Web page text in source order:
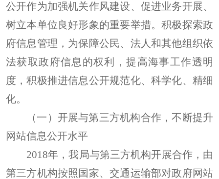
公开作为加强机关作风建设、促进业务开展、
树立本单位良好形象的重要举措。积极探索政
府信息管理，为保障公民、法人和其他组织依
法获取政府信息的权利，提高海事工作透明
度，积极推进信息公开规范化、科学化、精细
化。
（一）开展与第三方机构合作，不断提升
网站信息公开水平
2018年，我局与第三方机构开展合作，由
第三方机构按照国家、交通运输部对政府网站